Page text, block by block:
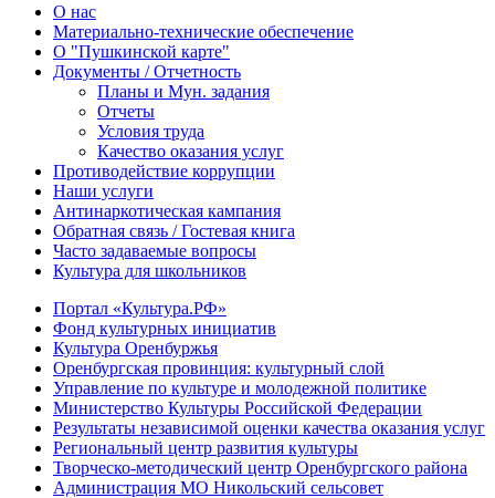
О нас
Материально-технические обеспечение
О "Пушкинской карте"
Документы / Отчетность
Планы и Мун. задания
Отчеты
Условия труда
Качество оказания услуг
Противодействие коррупции
Наши услуги
Антинаркотическая кампания
Обратная связь / Гостевая книга
Часто задаваемые вопросы
Культура для школьников
Портал «Культура.РФ»
Фонд культурных инициатив
Культура Оренбуржья
Оренбургская провинция: культурный слой
Управление по культуре и молодежной политике
Министерство Культуры Российской Федерации
Результаты независимой оценки качества оказания услуг
Региональный центр развития культуры
Творческо-методический центр Оренбургского района
Администрация МО Никольский сельсовет